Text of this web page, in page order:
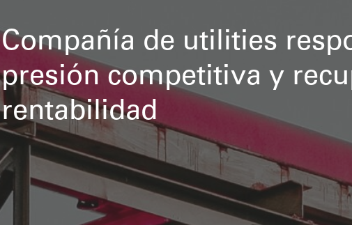
Compañía de utilities
presión competitiva y
rentabilidad